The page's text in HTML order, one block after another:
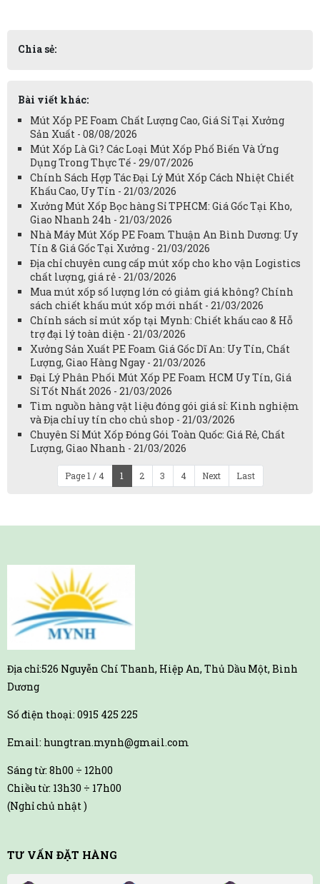
Chia sẻ:
Bài viết khác:
Mút Xốp PE Foam Chất Lượng Cao, Giá Sỉ Tại Xưởng
Sản Xuất - 08/08/2026
Mút Xốp Là Gì? Các Loại Mút Xốp Phổ Biến Và Ứng
Dụng Trong Thực Tế - 29/07/2026
Chính Sách Hợp Tác Đại Lý Mút Xốp Cách Nhiệt Chiết
Khấu Cao, Uy Tín - 21/03/2026
Xưởng Mút Xốp Bọc hàng Sỉ TPHCM: Giá Gốc Tại Kho,
Giao Nhanh 24h - 21/03/2026
Nhà Máy Mút Xốp PE Foam Thuận An Bình Dương: Uy
Tín & Giá Gốc Tại Xưởng - 21/03/2026
Địa chỉ chuyên cung cấp mút xốp cho kho vận Logistics
chất lượng, giá rẻ - 21/03/2026
Mua mút xốp số lượng lớn có giảm giá không? Chính
sách chiết khấu mút xốp mới nhất - 21/03/2026
Chính sách sỉ mút xốp tại Mynh: Chiết khấu cao & Hỗ
trợ đại lý toàn diện - 21/03/2026
Xưởng Sản Xuất PE Foam Giá Gốc Dĩ An: Uy Tín, Chất
Lượng, Giao Hàng Ngay - 21/03/2026
Đại Lý Phân Phối Mút Xốp PE Foam HCM Uy Tín, Giá
Sỉ Tốt Nhất 2026 - 21/03/2026
Tìm nguồn hàng vật liệu đóng gói giá sỉ: Kinh nghiệm
và Địa chỉ uy tín cho chủ shop - 21/03/2026
Chuyên Sỉ Mút Xốp Đóng Gói Toàn Quốc: Giá Rẻ, Chất
Lượng, Giao Nhanh - 21/03/2026
Page 1 / 4 1 2 3 4 Next Last
Địa chỉ:526 Nguyễn Chí Thanh, Hiệp An, Thủ Dầu Một, Bình
Dương
Số điện thoại: 0915 425 225
Email: hungtran.mynh@gmail.com
Sáng từ: 8h00 ÷ 12h00
Chiều từ: 13h30 ÷ 17h00
(Nghỉ chủ nhật )
TƯ VẤN ĐẶT HÀNG